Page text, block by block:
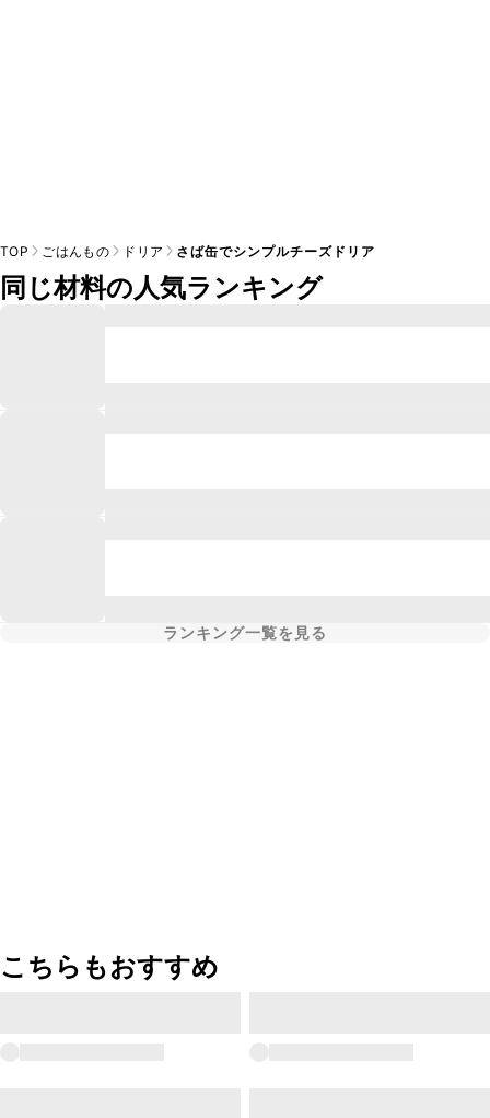
TOP ごはんもの ドリア さば缶でシンプルチーズドリア
同じ材料の人気ランキング
ランキング一覧を見る
こちらもおすすめ